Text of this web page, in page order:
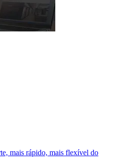
mais rápido, mais flexível do